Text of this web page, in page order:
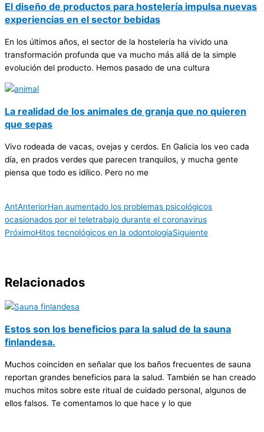
El diseño de productos para hostelería impulsa nuevas
experiencias en el sector bebidas
En los últimos años, el sector de la hostelería ha vivido una
transformación profunda que va mucho más allá de la simple
evolución del producto. Hemos pasado de una cultura
La realidad de los animales de granja que no quieren
que sepas
Vivo rodeada de vacas, ovejas y cerdos. En Galicia los veo cada
día, en prados verdes que parecen tranquilos, y mucha gente
piensa que todo es idílico. Pero no me
AntAnteriorHan aumentado los problemas psicológicos
ocasionados por el teletrabajo durante el coronavirus
PróximoHitos tecnológicos en la odontologíaSiguiente
Relacionados
Estos son los beneficios para la salud de la sauna
finlandesa.
Muchos coinciden en señalar que los baños frecuentes de sauna
reportan grandes beneficios para la salud. También se han creado
muchos mitos sobre este ritual de cuidado personal, algunos de
ellos falsos. Te comentamos lo que hace y lo que